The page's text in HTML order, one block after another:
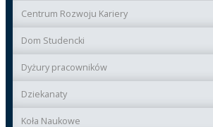
Centrum Rozwoju Kariery
Dom Studencki
Dyżury pracowników
Dziekanaty
Koła Naukowe